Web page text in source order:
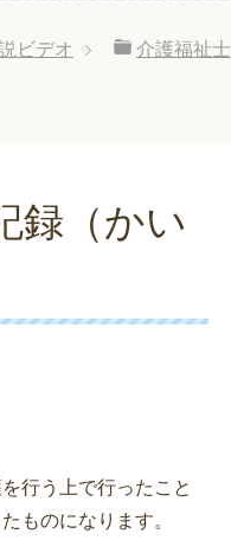
ビデオ
介護福祉士
（かい
行う上で行ったこと
ものになります。